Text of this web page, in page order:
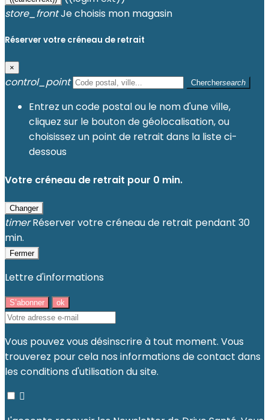
store_frontJe choisis mon magasin
Réserver votre créneau de retrait
×
control_point Cherchersearch
Entrez un code postal ou le nom d'une ville,
cliquez sur le bouton de géolocalisation, ou
choisissez un point de retrait dans la liste ci-
dessous
Votre créneau de retrait pour 0 min.
Changer
timerRéserver votre créneau de retrait pendant 30
min.
Fermer
Lettre d'informations
Vous pouvez vous désinscrire à tout moment. Vous
trouverez pour cela nos informations de contact dans
les conditions d'utilisation du site.
